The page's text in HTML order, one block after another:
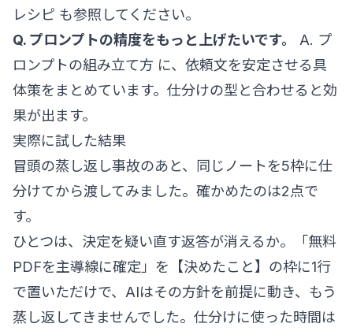
レシピ も参照してください。
Q. プロンプトの精度をもっと上げたいです。
A. プ
ロンプトの組み立て方 に、依頼文を安定させる具
体策をまとめています。仕分けの型と合わせると効
果が出ます。
実際に試した結果
冒頭の蒸し返し事故のあと、同じノートを5枠に仕
分けてから渡してみました。確かめたのは2点で
す。
ひとつは、決定を疑い直す返答が消えるか。「無料
PDFを主導線に確定」を【決めたこと】の枠に1行
で置いただけで、AIはその方針を前提に動き、もう
蒸し返してきませんでした。仕分けに使った時間は